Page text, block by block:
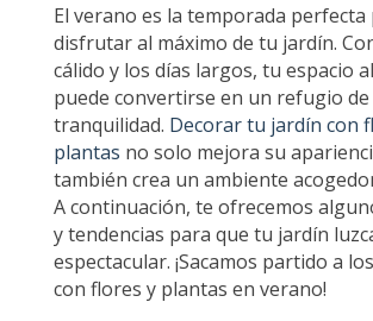
El verano es la temporada perfecta
disfrutar al máximo de tu jardín.
cálido y los días largos, tu espacio
puede convertirse en un refugio de
tranquilidad. Decorar tu jardín con
plantas no solo mejora su
también crea un ambiente
A continuación, te ofrecemos
y tendencias para que tu jardín
espectacular. ¡Sacamos partido a
con flores y plantas en verano!